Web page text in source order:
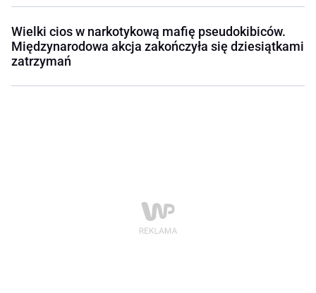
Wielki cios w narkotykową mafię pseudokibiców.
Międzynarodowa akcja zakończyła się dziesiątkami
zatrzymań